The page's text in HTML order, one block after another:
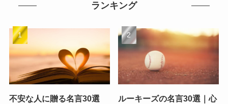
ランキング
不安な人に贈る名言30選
ルーキーズの名言30選｜心